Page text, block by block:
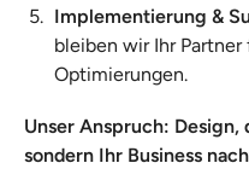
Implementierung &
bleiben wir Ihr
Optimierungen.
Unser Anspruch: Design,
sondern Ihr Business